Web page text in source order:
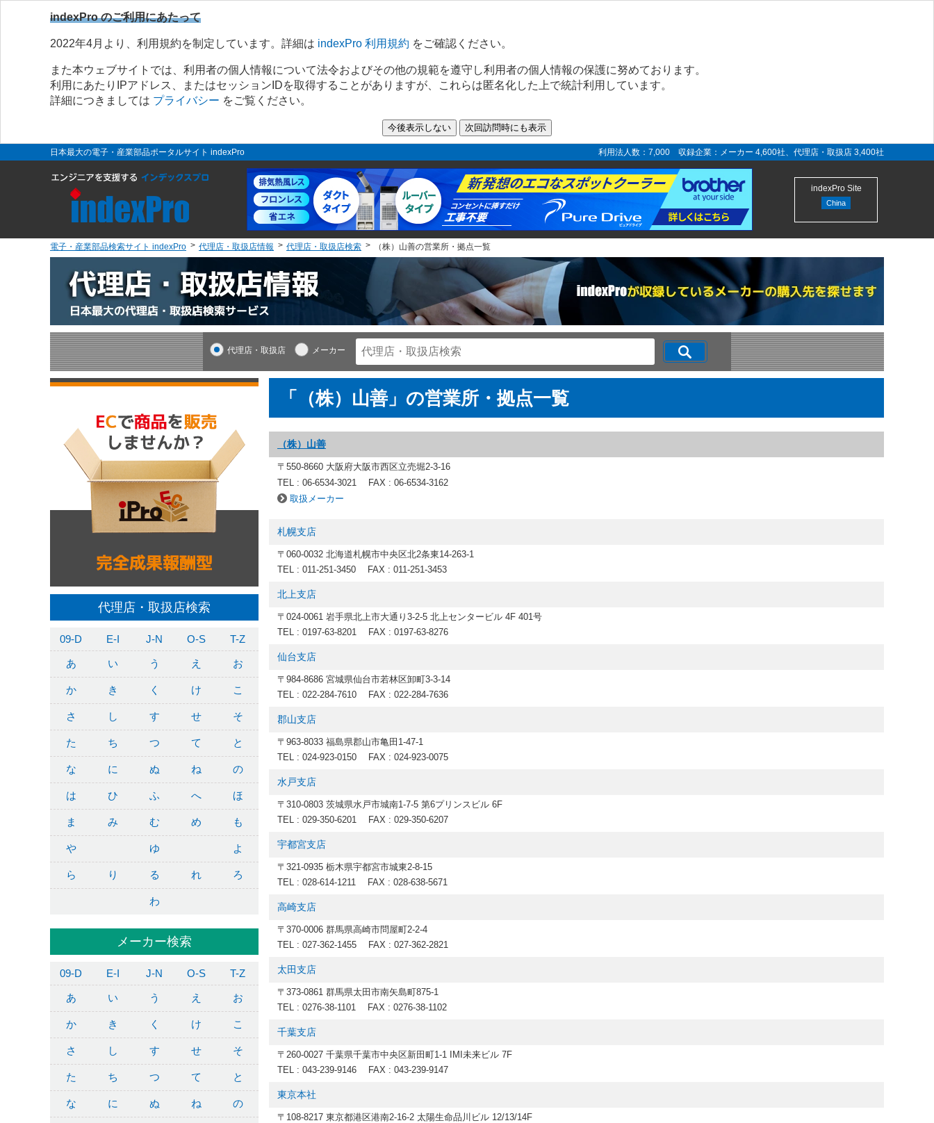
indexPro のご利用にあたって
2022年4月より、利用規約を制定しています。詳細は indexPro 利用規約 をご確認ください。
また本ウェブサイトでは、利用者の個人情報について法令およびその他の規範を遵守し利用者の個人情報の保護に努めております。
利用にあたりIPアドレス、またはセッションIDを取得することがありますが、これらは匿名化した上で統計利用しています。
詳細につきましては プライバシー をご覧ください。
日本最大の電子・産業部品ポータルサイト indexPro 利用法人数：7,000 収録企業：メーカー 4,600社、代理店・取扱店 3,400社
indexPro Site
China
電子・産業部品検索サイト indexPro 代理店・取扱店情報 代理店・取扱店検索 （株）山善の営業所・拠点一覧
代理店・取扱店 メーカー
代理店・取扱店検索
09-D E-I J-N O-S T-Z
あ い う え お
か き く け こ
さ し す せ そ
た ち つ て と
な に ぬ ね の
は ひ ふ へ ほ
ま み む め も
や ゆ よ
ら り る れ ろ
わ
メーカー検索
09-D E-I J-N O-S T-Z
あ い う え お
か き く け こ
さ し す せ そ
た ち つ て と
な に ぬ ね の
「（株）山善」の営業所・拠点一覧
（株）山善
〒550-8660 大阪府大阪市西区立売堀2-3-16
TEL : 06-6534-3021
FAX : 06-6534-3162
取扱メーカー
札幌支店
〒060-0032 北海道札幌市中央区北2条東14-263-1
TEL : 011-251-3450
FAX : 011-251-3453
北上支店
〒024-0061 岩手県北上市大通り3-2-5 北上センタービル 4F 401号
TEL : 0197-63-8201
FAX : 0197-63-8276
仙台支店
〒984-8686 宮城県仙台市若林区卸町3-3-14
TEL : 022-284-7610
FAX : 022-284-7636
郡山支店
〒963-8033 福島県郡山市亀田1-47-1
TEL : 024-923-0150
FAX : 024-923-0075
水戸支店
〒310-0803 茨城県水戸市城南1-7-5 第6プリンスビル 6F
TEL : 029-350-6201
FAX : 029-350-6207
宇都宮支店
〒321-0935 栃木県宇都宮市城東2-8-15
TEL : 028-614-1211
FAX : 028-638-5671
高崎支店
〒370-0006 群馬県高崎市問屋町2-2-4
TEL : 027-362-1455
FAX : 027-362-2821
太田支店
〒373-0861 群馬県太田市南矢島町875-1
TEL : 0276-38-1101
FAX : 0276-38-1102
千葉支店
〒260-0027 千葉県千葉市中央区新田町1-1 IMI未来ビル 7F
TEL : 043-239-9146
FAX : 043-239-9147
東京本社
〒108-8217 東京都港区港南2-16-2 太陽生命品川ビル 12/13/14F